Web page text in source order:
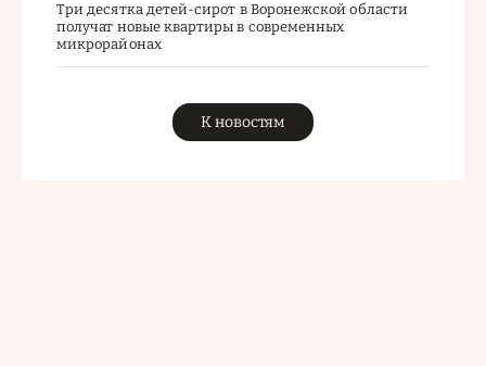
Три десятка детей-сирот в Воронежской области
получат новые квартиры в современных
микрорайонах
К новостям